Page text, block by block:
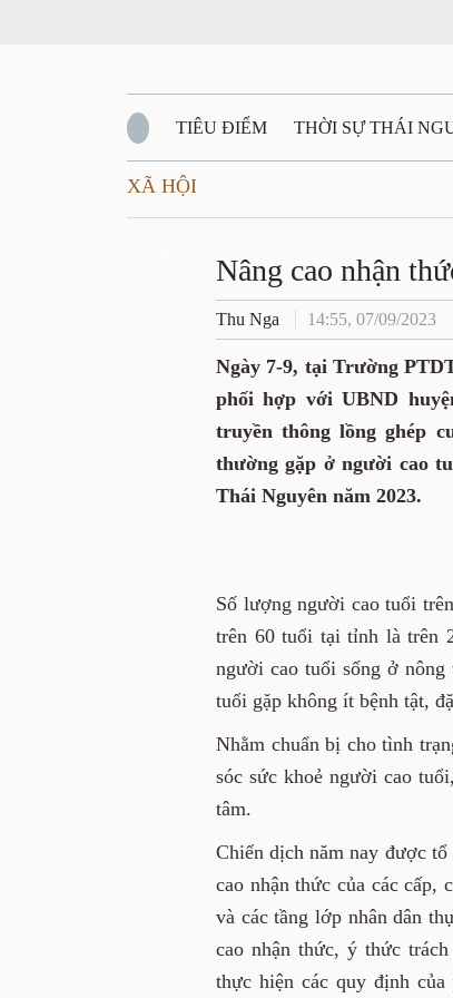
TIÊU ĐIỂM THỜI SỰ THÁI
QUỐC PHÒNG - AN NINH
QUÊ HƯƠNG - ĐẤT NƯỚC QUỐC
VĂN BẢN, CHÍNH SÁCH MỚI VĂN
XÃ HỘI
Nâng cao nhận
Thu Nga 14:55, 07/09/2023
Ngày 7-9, tại Trường
phối hợp với UBND
truyền thông lồng ghép
thường gặp ở người cao
Thái Nguyên năm 2023.
Số lượng người cao tuổi
trên 60 tuổi tại tỉnh làtrên
người cao tuổi sống ở nông
tuổi gặp không ít bệnh tật,
Nhằm chuẩn bị cho tình
sóc sức khoẻ người cao
tâm.
Chiến dịch năm nay được
cao nhận thức của các cấp,
và các tầng lớp nhân dân
cao nhận thức, ý thức
thực hiện các quy định